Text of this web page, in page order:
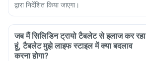
द्वारा निर्देशित किया जाएगा।
जब मैं सिलिडिन ट्रायो टैबलेट से इलाज कर रहा
हूं, टैबलेट मुझे लाइफ स्टाइल में क्या बदलाव
करना होगा?